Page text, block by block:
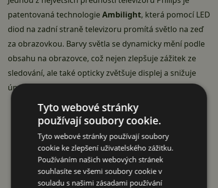
patentovaná technologieAmbilight, která pomocí LED
diod na zadní straně televizoru promítá světlo na zeď
za obrazovkou. Barvy světla se dynamicky mění podle
obsahu na obrazovce, což nejen zlepšuje zážitek ze
sledování, ale také opticky zvětšuje displej a snižuje
únavu očí při delším sledování.
ZOBRAZIT AKCI NA ALZA.CZ
Reklama
Tyto webové stránky
používají soubory cookie.
Tyto webové stránky používají soubory
cookie ke zlepšení uživatelského zážitku.
Používáním našich webových stránek
souhlasíte se všemi soubory cookie v
souladu s našimi zásadami používání